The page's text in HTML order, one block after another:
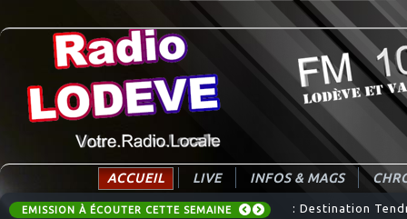
ACCUEIL LIVE INFOS & MAGS
EMISSION À ÉCOUTER CETTE SEMAINE :
: Destination